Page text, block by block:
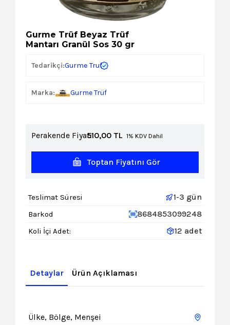
Gurme Trüf Beyaz Trüf
Mantarı Granül Sos 30 gr
Tedarikçi:Gurme Truf
Marka: Gurme Trüf
Perakende Fiyat:510,00 TL 1% KDV Dahil
Toptan Fiyatını Gör
Teslimat Süresi 1-3 gün
Barkod 8684853099248
Koli İçi Adet: 12 adet
Detaylar Ürün Açıklaması
Ülke, Bölge, Menşei